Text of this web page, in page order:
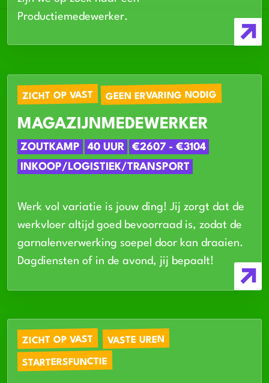
Productiemedewerker.
ZICHT OP VAST GEEN ERVARING NODIG
MAGAZIJNMEDEWERKER
ZOUTKAMP 40 UUR
€2607 - €3104
INKOOP/LOGISTIEK/TRANSPORT
Werk vol variatie is jouw ding! Jij zorgt dat de
werkvloer altijd goed bevoorraad is, zodat de
garnalenverwerking soepel door kan draaien.
Dagdiensten of in de avond, jij bepaalt!
ZICHT OP VAST VASTE UREN
STARTERSFUNCTIE